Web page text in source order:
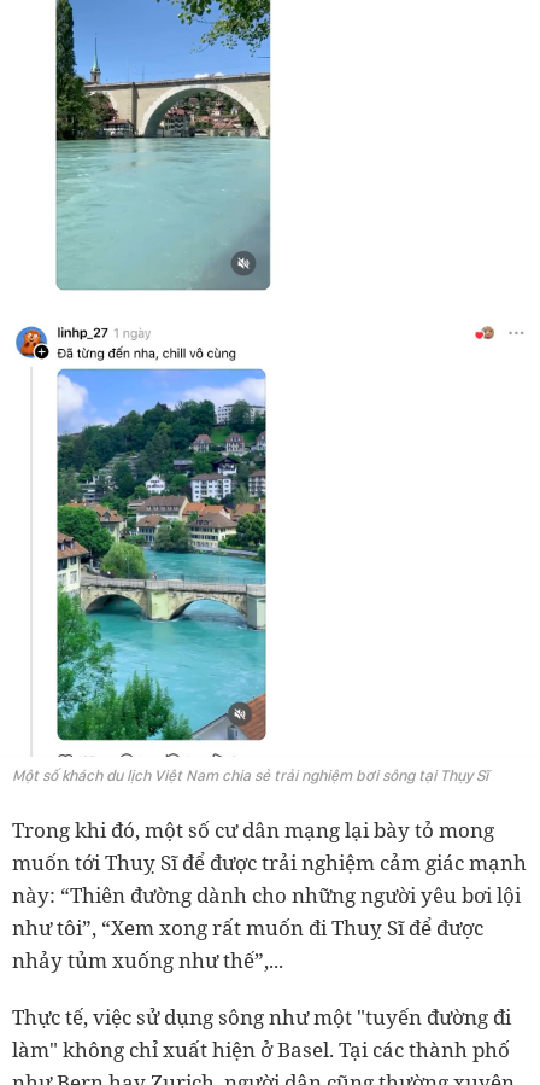
Một số khách du lịch Việt Nam chia sẻ trải nghiệm bơi sông tại Thụy Sĩ
Trong khi đó, một số cư dân mạng lại bày tỏ mong
muốn tới Thuỵ Sĩ để được trải nghiệm cảm giác mạnh
này: “Thiên đường dành cho những người yêu bơi lội
như tôi”, “Xem xong rất muốn đi Thuỵ Sĩ để được
nhảy tủm xuống như thế”,...
Thực tế, việc sử dụng sông như một "tuyến đường đi
làm" không chỉ xuất hiện ở Basel. Tại các thành phố